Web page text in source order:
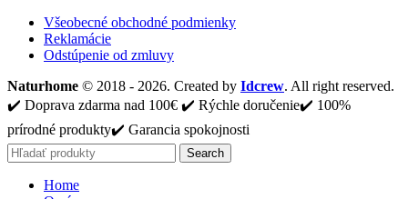
Všeobecné obchodné podmienky
Reklamácie
Odstúpenie od zmluvy
Naturhome © 2018 - 2026. Created by Idcrew. All right reserved.
✔️ Doprava zdarma nad 100€ ✔️ Rýchle doručenie✔️ 100%
prírodné produkty✔️ Garancia spokojnosti
Search
Home